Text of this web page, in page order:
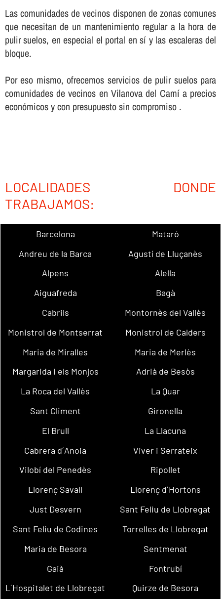
Las comunidades de vecinos disponen de zonas comunes
que necesitan de un mantenimiento regular a la hora de
pulir suelos, en especial el portal en sí­ y las escaleras del
bloque.
Por eso mismo, ofrecemos servicios de pulir suelos para
comunidades de vecinos en Vilanova del Camí a precios
económicos y con presupuesto sin compromiso .
LOCALIDADES DONDE
TRABAJAMOS:
Barcelona
Mataró
Andreu de la Barca
Agustí de Lluçanès
Alpens
Alella
Aiguafreda
Bagà
Cabrils
Montornès del Vallès
Monistrol de Montserrat
Monistrol de Calders
Maria de Miralles
Maria de Merlès
Margarida i els Monjos
Adrià de Besòs
La Roca del Vallès
La Quar
Sant Climent
Gironella
El Brull
La Llacuna
Cabrera d´Anoia
Viver i Serrateix
Vilobí del Penedès
Ripollet
Llorenç Savall
Llorenç d´Hortons
Just Desvern
Sant Feliu de Llobregat
Sant Feliu de Codines
Torrelles de Llobregat
Maria de Besora
Sentmenat
Gaià
Fontrubí
L´Hospitalet de Llobregat
Quirze de Besora